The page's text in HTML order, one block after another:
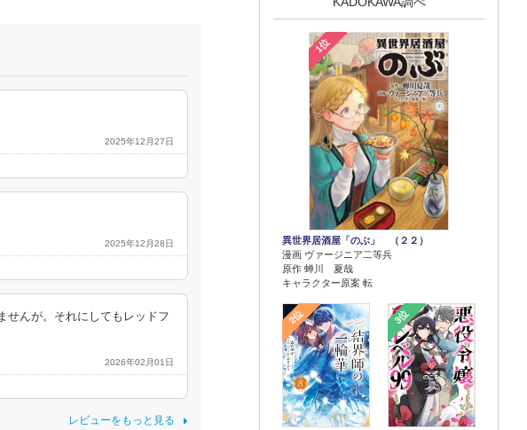
2025年12月27日
2025年12月28日
せんが。それにしてもレッドフ
2026年02月01日
レビューをもっと見る
1位
異世界居酒屋「のぶ」 （２２）
漫画 ヴァージニア二等兵
原作 蝉川 夏哉
キャラクター原案 転
2位 3位